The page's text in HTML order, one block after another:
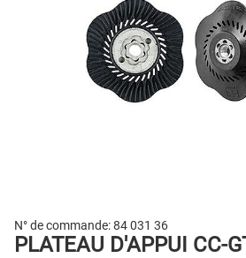
N° de commande:84 031 36
PLATEAU D'APPUI CC-